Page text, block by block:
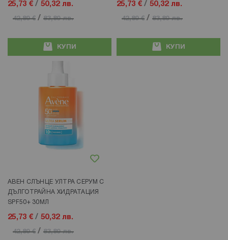
25,73 € /50,32 лв.
42,89 € /83,89 лв.
КУПИ
25,73 € /50,32 лв.
42,89 € /83,89 лв.
КУПИ
АВЕН СЛЪНЦЕ УЛТРА СЕРУМ С
ДЪЛГОТРАЙНА ХИДРАТАЦИЯ
SPF50+ 30МЛ
25,73 € /50,32 лв.
42,89 € /83,89 лв.